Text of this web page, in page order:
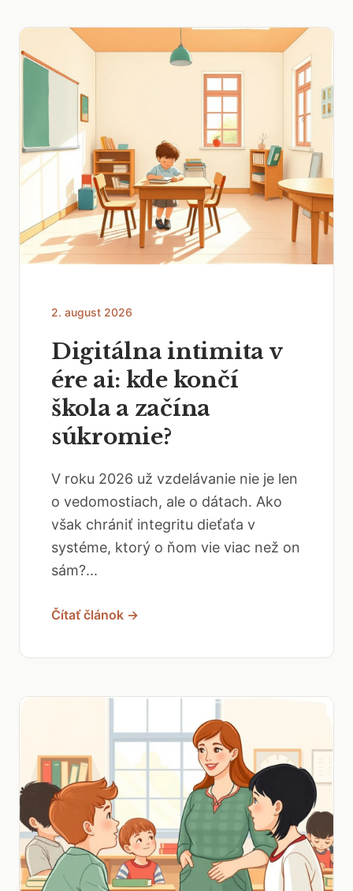
2. august 2026
Digitálna intimita v
ére ai: kde končí
škola a začína
súkromie?
V roku 2026 už vzdelávanie nie je len
o vedomostiach, ale o dátach. Ako
však chrániť integritu dieťaťa v
systéme, ktorý o ňom vie viac než on
sám?...
Čítať článok →